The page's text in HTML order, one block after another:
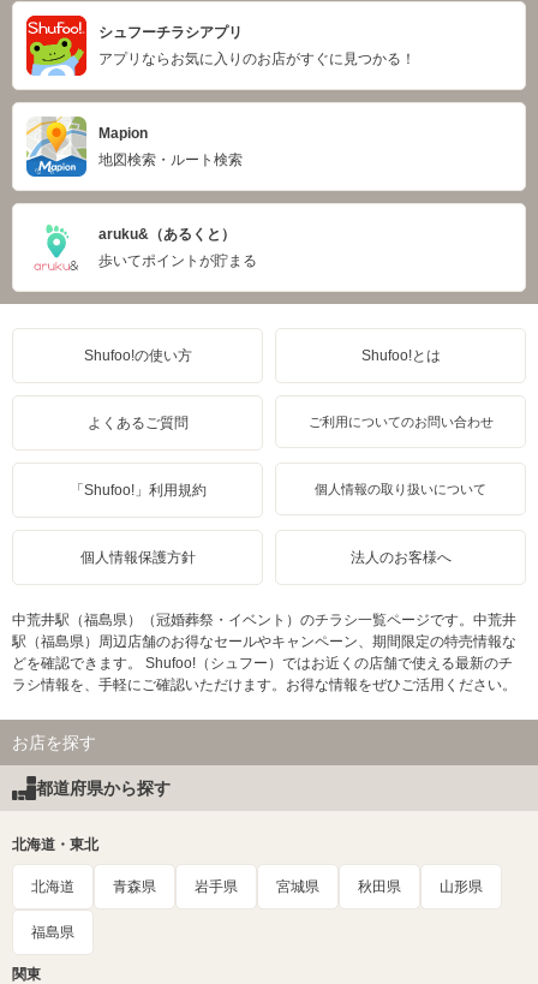
シュフーチラシアプリ
アプリならお気に入りのお店がすぐに見つかる！
Mapion
地図検索・ルート検索
aruku&（あるくと）
歩いてポイントが貯まる
Shufoo!の使い方 Shufoo!とは
よくあるご質問 ご利用についてのお問い合わせ
「Shufoo!」利用規約 個人情報の取り扱いについて
個人情報保護方針 法人のお客様へ
中荒井駅（福島県）（冠婚葬祭・イベント）のチラシ一覧ページです。中荒井
駅（福島県）周辺店舗のお得なセールやキャンペーン、期間限定の特売情報な
どを確認できます。 Shufoo!（シュフー）ではお近くの店舗で使える最新のチ
ラシ情報を、手軽にご確認いただけます。お得な情報をぜひご活用ください。
お店を探す
都道府県から探す
北海道・東北
北海道 青森県 岩手県 宮城県 秋田県 山形県
福島県
関東